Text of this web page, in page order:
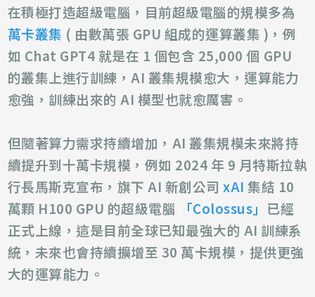
在積極打造超級電腦，目前超級電腦的規模多為
萬卡叢集 ( 由數萬張 GPU 組成的運算叢集 )，例
如 Chat GPT4 就是在 1 個包含 25,000 個 GPU
的叢集上進行訓練，AI 叢集規模愈大，運算能力
愈強，訓練出來的 AI 模型也就愈厲害。
但隨著算力需求持續增加，AI 叢集規模未來將持
續提升到十萬卡規模，例如 2024 年 9 月特斯拉執
行長馬斯克宣布，旗下 AI 新創公司xAI集結 10
萬顆 H100 GPU 的超級電腦
「Colossus」 已經
正式上線，這是目前全球已知最強大的 AI 訓練系
統，未來也會持續擴增至 30 萬卡規模，提供更強
大的運算能力。